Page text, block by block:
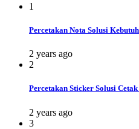
1
Percetakan Nota Solusi
2 years ago
2
Percetakan Sticker Solusi
2 years ago
3